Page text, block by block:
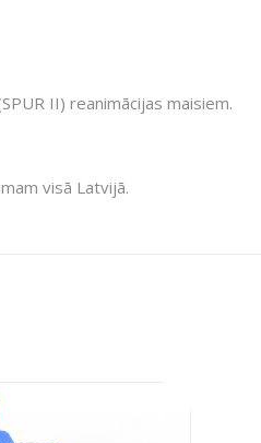
II) reanimācijas maisiem.
visā Latvijā.